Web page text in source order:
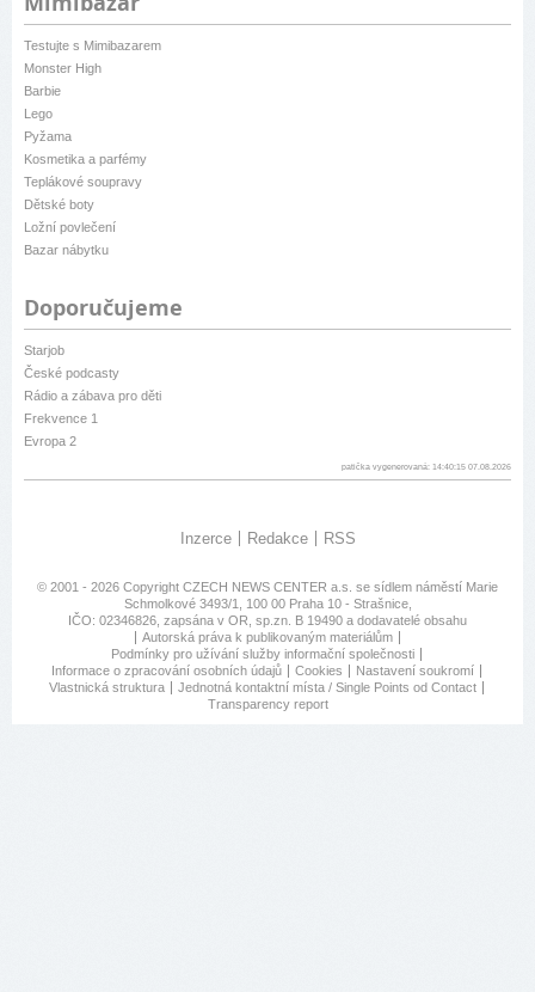
Testujte s Mimibazarem
Monster High
Barbie
Lego
Pyžama
Kosmetika a parfémy
Teplákové soupravy
Dětské boty
Ložní povlečení
Bazar nábytku
Doporučujeme
Starjob
České podcasty
Rádio a zábava pro děti
Frekvence 1
Evropa 2
patička vygenerovaná: 14:40:15 07.08.2026
Inzerce Redakce RSS
© 2001 - 2026 Copyright CZECH NEWS CENTER a.s. se sídlem náměstí Marie
Schmolkové 3493/1, 100 00 Praha 10 - Strašnice,
IČO: 02346826, zapsána v OR, sp.zn. B 19490 a dodavatelé obsahu
Autorská práva k publikovaným materiálům
Podmínky pro užívání služby informační společnosti
Informace o zpracování osobních údajů
Cookies
Nastavení soukromí
Vlastnická struktura
Jednotná kontaktní místa / Single Points od Contact
Transparency report